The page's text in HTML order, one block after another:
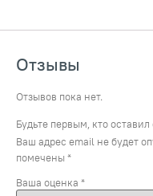
Отзывы
Отзывов пока нет.
Будьте первым, кто
Ваш адрес email не будет
помечены *
Ваша оценка *